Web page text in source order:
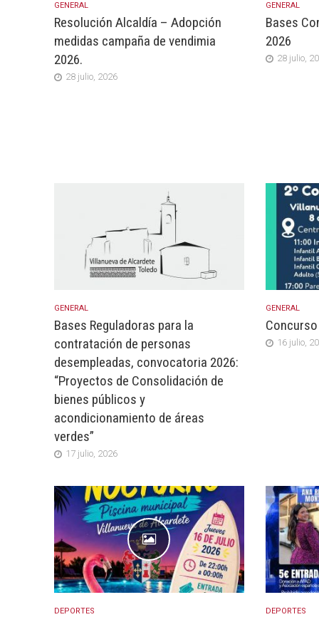
GENERAL
Resolución Alcaldía – Adopción
medidas campaña de vendimia
2026.
28 julio, 2026
GENERAL
Bases
2026
28 julio,
GENERAL
Bases Reguladoras para la
contratación de personas
desempleadas, convocatoria 2026:
“Proyectos de Consolidación de
bienes públicos y
acondicionamiento de áreas
verdes”
17 julio, 2026
GENERAL
16 julio,
DEPORTES DEPORTES